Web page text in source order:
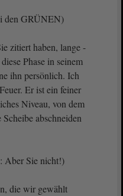
den GRÜNEN)
zitiert haben, lange -
Phase in seinem
ihn persönlich. Ich
Er ist ein feiner
Niveau, von dem
abschneiden
Aber Sie nicht!)
die wir gewählt